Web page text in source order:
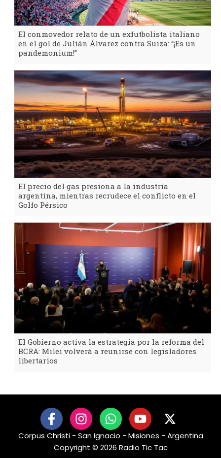
El conmovedor relato de un exfutbolista italiano
en el gol de Julián Álvarez contra Suiza: “¡Es un
pandemonium!”
El precio del gas presiona a la industria
argentina, mientras recrudece el conflicto en el
Golfo Pérsico
El Gobierno activa la estrategia por la reforma del
BCRA: Milei volverá a reunirse con legisladores
libertarios
F
a
c
e
I
n
s
t
W
h
a
t
Y
o
u
t
X
-
t
Corpus Christi - San Ignacio - Misiones - Argentina
Copyright © 2026 Radio Tic Tac